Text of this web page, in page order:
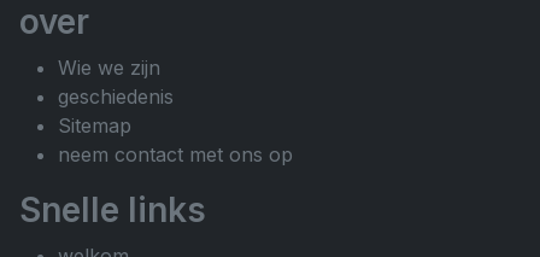
over
Wie we zijn
geschiedenis
Sitemap
neem contact met ons op
Snelle links